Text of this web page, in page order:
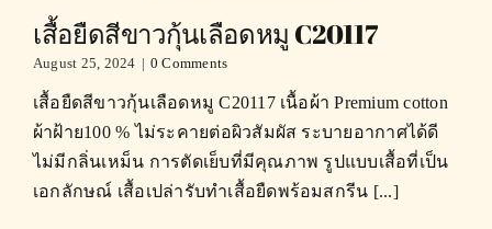
เสื้อยืดสีขาวกุ้นเลือดหมู C20117
August 25, 2024 | 0 Comments
เสื้อยืดสีขาวกุ้นเลือดหมู C20117 เนื้อผ้า Premium cotton
ผ้าฝ้าย100 % ไม่ระคายต่อผิวสัมผัส ระบายอากาศได้ดี
ไม่มีกลิ่นเหม็น การตัดเย็บที่มีคุณภาพ รูปแบบเสื้อที่เป็น
เอกลักษณ์ เสื้อเปล่ารับทำเสื้อยืดพร้อมสกรีน [...]